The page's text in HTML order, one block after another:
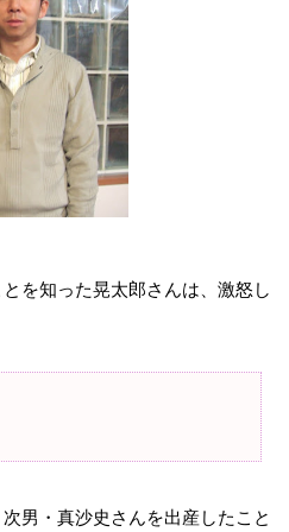
を知った晃太郎さんは、激怒し
男・真沙史さんを出産したこと